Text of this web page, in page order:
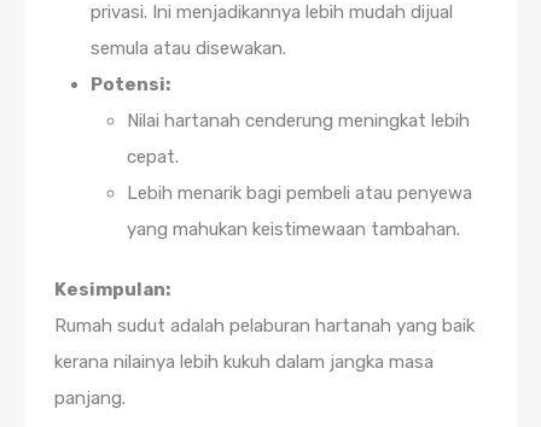
privasi. Ini menjadikannya lebih mudah dijual
semula atau disewakan.
Potensi:
Nilai hartanah cenderung meningkat lebih
cepat.
Lebih menarik bagi pembeli atau penyewa
yang mahukan keistimewaan tambahan.
Kesimpulan:
Rumah sudut adalah pelaburan hartanah yang baik
kerana nilainya lebih kukuh dalam jangka masa
panjang.